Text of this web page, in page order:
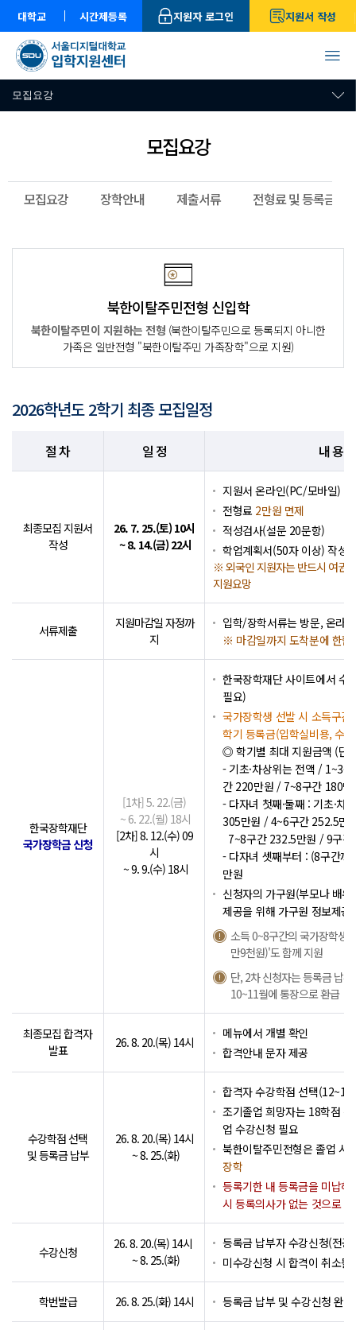
대학교 시간제등록 지원자 로그인 지원서 작성
모집요강
모집요강
모집요강 장학안내 제출서류 전형료 및 등록금
북한이탈주민전형 신입학
북한이탈주민이 지원하는 전형 (북한이탈주민으로 등록되지 아니한
가족은 일반전형 "북한이탈주민 가족장학"으로 지원)
2026학년도 2학기 최종 모집일정
절 차 일 정 내 용
최종모집 지원서
작성
26. 7. 25.(토) 10시
~ 8. 14.(금) 22시
지원서 온라인(PC/모바일)
전형료 2만원 면제
적성검사(설문 20문항)
학업계획서(50자 이상) 작성
※ 외국인 지원자는 반드시 여권
지원요망
서류제출
지원마감일 자정까
지
입학/장학서류는 방문, 온라
※ 마감일까지 도착분에 한함
한국장학재단
국가장학금 신청
[1차] 5. 22.(금)
~ 6. 22.(월) 18시
[2차] 8. 12.(수) 09
시
~ 9. 9.(수) 18시
한국장학재단 사이트에서 수
필요)
국가장학생 선발 시 소득구
학기 등록금(입학실비용, 수
◎ 학기별 최대 지원금액 (단,
- 기초·차상위는 전액 / 1~3
간 220만원 / 7~8구간 180
- 다자녀 첫째·둘째 : 기초·차
305만원 / 4~6구간 252.5만
7~8구간 232.5만원 / 9구간
- 다자녀 셋째부터 : (8구간
만원
신청자의 가구원(부모나 배
제공을 위해 가구원 정보제공
소득 0~8구간의 국가장학생
만9천원)'도 함께 지원
단, 2차 신청자는 등록금 납
10~11월에 통장으로 환급
최종모집 합격자
발표
26. 8. 20.(목) 14시
메뉴에서 개별 확인
합격안내 문자 제공
수강학점 선택
및 등록금 납부
26. 8. 20.(목) 14시
~ 8. 25.(화)
합격자 수강학점 선택(12~18
조기졸업 희망자는 18학점
업 수강신청 필요
북한이탈주민전형은졸업 시
장학
등록기한 내 등록금을 미납
시 등록의사가 없는 것으로
수강신청
26. 8. 20.(목) 14시
~ 8. 25.(화)
등록금 납부자 수강신청(전공
미수강신청 시 합격이 취소될
학번발급 26. 8. 25.(화) 14시 등록금 납부 및 수강신청 완